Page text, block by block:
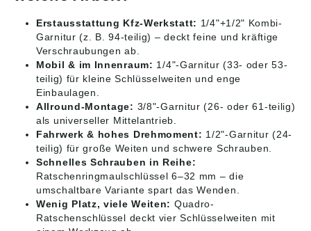
Erstausstattung Kfz-Werkstatt: 1/4"+1/2" Kombi-
Garnitur (z. B. 94-teilig) – deckt feine und kräftige
Verschraubungen ab.
Mobil & im Innenraum: 1/4"-Garnitur (33- oder 53-
teilig) für kleine Schlüsselweiten und enge
Einbaulagen.
Allround-Montage: 3/8"-Garnitur (26- oder 61-teilig)
als universeller Mittelantrieb.
Fahrwerk & hohes Drehmoment: 1/2"-Garnitur (24-
teilig) für große Weiten und schwere Schrauben.
Schnelles Schrauben in Reihe:
Ratschenringmaulschlüssel 6–32 mm – die
umschaltbare Variante spart das Wenden.
Wenig Platz, viele Weiten: Quadro-
Ratschenschlüssel deckt vier Schlüsselweiten mit